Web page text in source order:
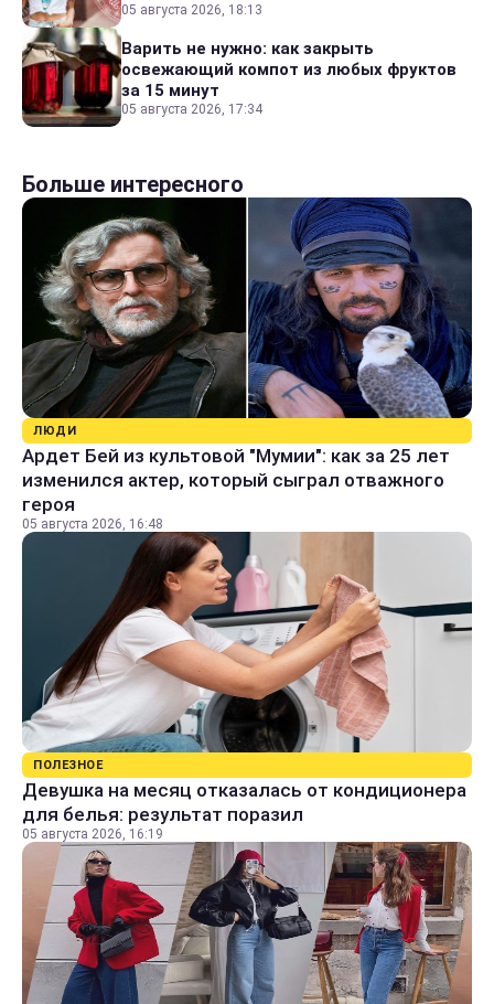
05 августа 2026, 18:13
Варить не нужно: как закрыть
освежающий компот из любых фруктов
за 15 минут
05 августа 2026, 17:34
Больше интересного
ЛЮДИ
Ардет Бей из культовой "Мумии": как за 25 лет
изменился актер, который сыграл отважного
героя
05 августа 2026, 16:48
ПОЛЕЗНОЕ
Девушка на месяц отказалась от кондиционера
для белья: результат поразил
05 августа 2026, 16:19